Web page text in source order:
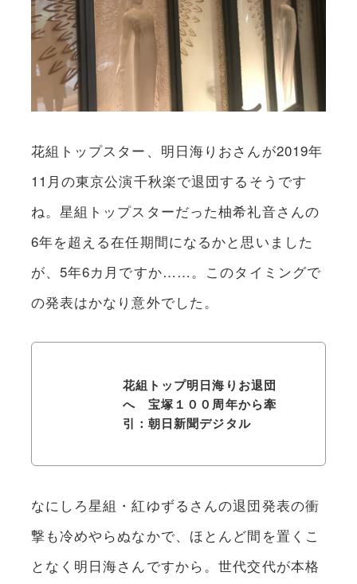
花組トップスター、明日海りおさんが2019年
11月の東京公演千秋楽で退団するそうです
ね。星組トップスターだった柚希礼音さんの
6年を超える在任期間になるかと思いました
が、5年6カ月ですか……。このタイミングで
の発表はかなり意外でした。
花組トップ明日海りお退団
へ 宝塚１００周年から牽
引：朝日新聞デジタル
なにしろ星組・紅ゆずるさんの退団発表の衝
撃も冷めやらぬなかで、ほとんど間を置くこ
となく明日海さんですから。世代交代が本格